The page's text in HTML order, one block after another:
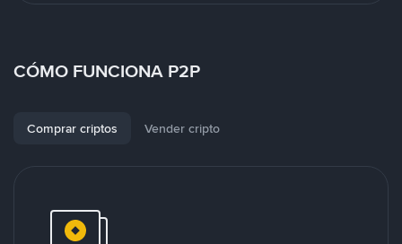
CÓMO FUNCIONA P2P
Comprar criptos Vender cripto